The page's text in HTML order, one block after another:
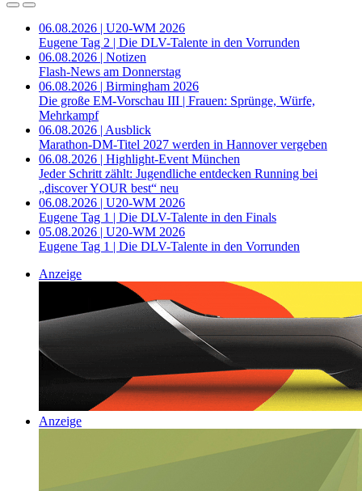
06.08.2026 | U20-WM 2026
Eugene Tag 2 | Die DLV-Talente in den Vorrunden
06.08.2026 | Notizen
Flash-News am Donnerstag
06.08.2026 | Birmingham 2026
Die große EM-Vorschau III | Frauen: Sprünge, Würfe,
Mehrkampf
06.08.2026 | Ausblick
Marathon-DM-Titel 2027 werden in Hannover vergeben
06.08.2026 | Highlight-Event München
Jeder Schritt zählt: Jugendliche entdecken Running bei
„discover YOUR best“ neu
06.08.2026 | U20-WM 2026
Eugene Tag 1 | Die DLV-Talente in den Finals
05.08.2026 | U20-WM 2026
Eugene Tag 1 | Die DLV-Talente in den Vorrunden
Anzeige
Anzeige